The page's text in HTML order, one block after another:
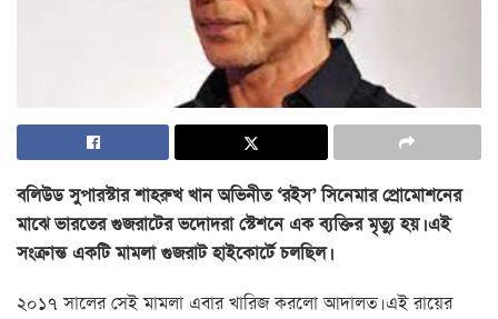
বলিউড সুপারস্টার শাহরুখ খান অভিনীত ‘রইস’ সিনেমার প্রোমোশনের
মাঝে ভারতের গুজরাটের ভদোদরা স্টেশনে এক ব্যক্তির মৃত্যু হয়। এই
সংক্রান্ত একটি মামলা গুজরাট হাইকোর্টে চলছিল।
২০১৭ সালের সেই মামলা এবার খারিজ করলো আদালত। এই রায়ের